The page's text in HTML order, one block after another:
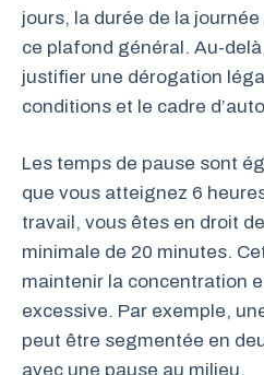
jours, la durée de la
ce plafond général. Au-
justifier une dérogation
conditions et le cadre
Les temps de pause sont
que vous atteignez 6
travail, vous êtes en droit
minimale de 20 minutes.
maintenir la concentration
excessive. Par exemple,
peut être segmentée en
avec une pause au milieu.